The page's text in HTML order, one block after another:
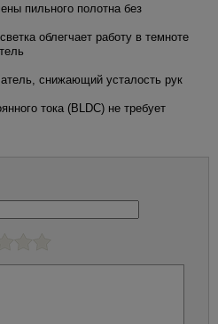
пильного полотна без
облегчает работу в темноте
снижающий усталость рук
тока (BLDC) не требует